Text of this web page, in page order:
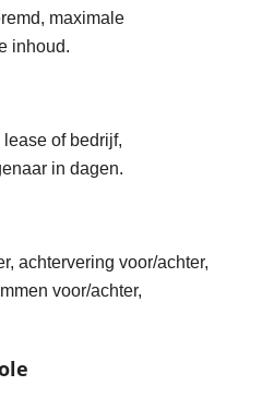
maximale
inhoud.
of bedrijf,
in dagen.
achtervering voor/achter,
voor/achter,